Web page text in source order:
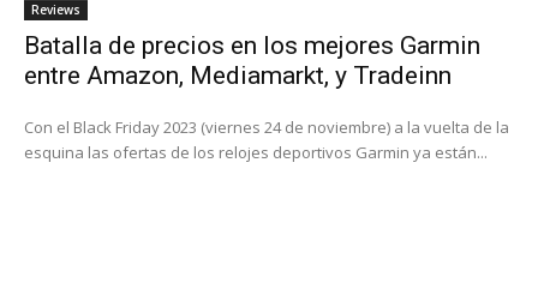
Reviews
Batalla de precios en los mejores Garmin
entre Amazon, Mediamarkt, y Tradeinn
Con el Black Friday 2023 (viernes 24 de noviembre) a la vuelta de la
esquina las ofertas de los relojes deportivos Garmin ya están...